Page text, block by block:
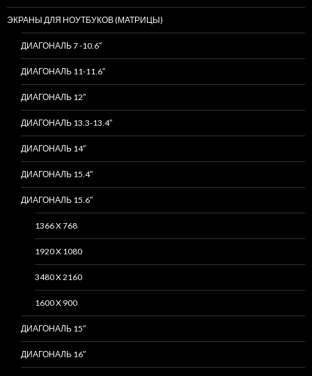
ЭКРАНЫ ДЛЯ НОУТБУКОВ (МАТРИЦЫ)
ДИАГОНАЛЬ 7 -10.6″
ДИАГОНАЛЬ 11-11.6″
ДИАГОНАЛЬ 12″
ДИАГОНАЛЬ 13.3-13.4″
ДИАГОНАЛЬ 14″
ДИАГОНАЛЬ 15.4″
ДИАГОНАЛЬ 15.6″
1366 X 768
1920 X 1080
3480 X 2160
1600 X 900
ДИАГОНАЛЬ 15″
ДИАГОНАЛЬ 16″